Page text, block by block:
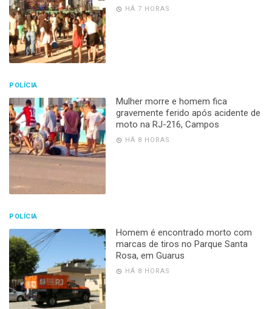
HÁ 7 HORAS
POLÍCIA
Mulher morre e homem fica
gravemente ferido após acidente de
moto na RJ-216, Campos
HÁ 8 HORAS
POLÍCIA
Homem é encontrado morto com
marcas de tiros no Parque Santa
Rosa, em Guarus
HÁ 8 HORAS